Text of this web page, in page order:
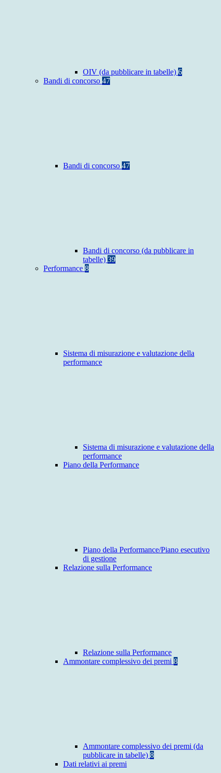
OIV (da pubblicare in tabelle) 6
Bandi di concorso 47
Bandi di concorso 47
Bandi di concorso (da pubblicare in
tabelle) 39
Performance 8
Sistema di misurazione e valutazione della
performance
Sistema di misurazione e valutazione della
performance
Piano della Performance
Piano della Performance/Piano esecutivo
di gestione
Relazione sulla Performance
Relazione sulla Performance
Ammontare complessivo dei premi 8
Ammontare complessivo dei premi (da
pubblicare in tabelle) 8
Dati relativi ai premi